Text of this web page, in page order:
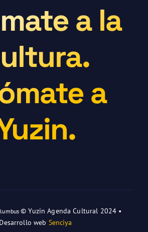
a la
a
© Yuzin Agenda Cultural 2024 •
Desarrollo web Senciya